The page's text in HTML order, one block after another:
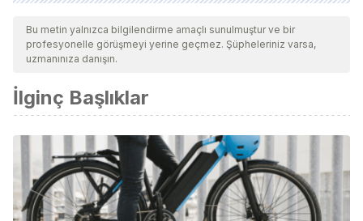
Tüm alıntı yapılan kaynaklar, kalitelerini, güvenilirliklerini,
güncelliklerini ve geçerliliklerini sağlamak için ekibimiz
tarafından derinlemesine incelendi. Bu makalenin bibliyografisi
kabul edildi.
Oiharbide, M. H., Lasa, N. B., & Manterola, A. G. THOMAS
QUICK: CASO DE CONSTRUCCIÓN DE UN ASESINO EN
SERIE.
Bu metin yalnızca bilgilendirme amaçlı sunulmuştur ve bir
profesyonelle görüşmeyi yerine geçmez. Şüpheleriniz varsa,
uzmanınıza danışın.
İlginç Başlıklar